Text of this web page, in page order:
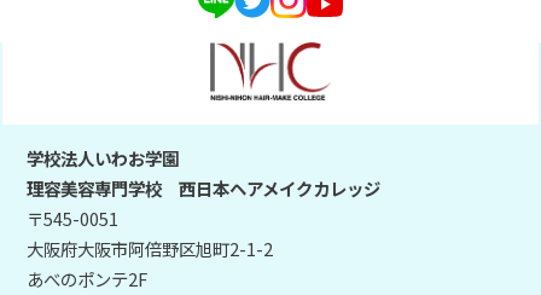
学校法人いわお学園
理容美容専門学校 西日本ヘアメイクカレッジ
〒545-0051
大阪府大阪市阿倍野区旭町2-1-2
あべのポンテ2F